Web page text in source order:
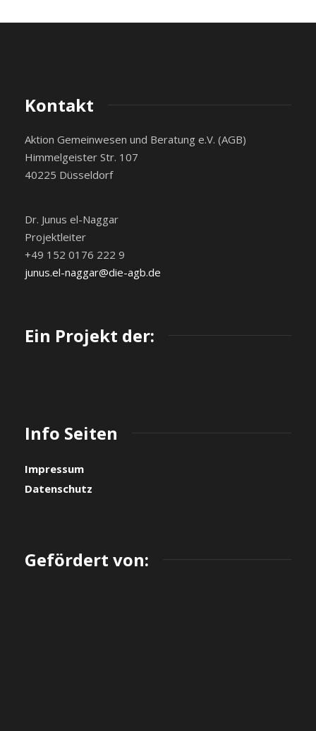
Kontakt
Aktion Gemeinwesen und Beratung e.V. (AGB)
Himmelgeister Str. 107
40225 Düsseldorf
Dr. Junus el-Naggar
Projektleiter
+49 152 0176 222 9
junus.el-naggar@die-agb.de
Ein Projekt der:
Info Seiten
Impressum
Datenschutz
Gefördert von: